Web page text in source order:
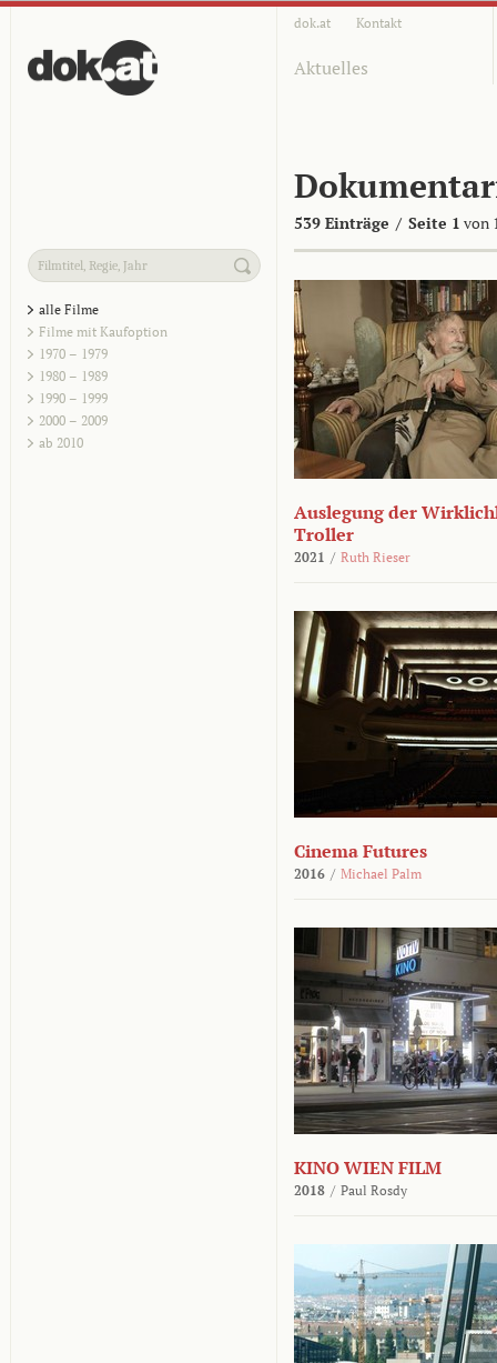
dok.at Kontakt
Aktuelles
539 Einträge / Seite 1 von
alle Filme
Filme mit Kaufoption
1970 – 1979
1980 – 1989
1990 – 1999
2000 – 2009
ab 2010
Auslegung der
Troller
2021 / Ruth Rieser
Cinema Futures
2016 / Michael Palm
KINO WIEN FILM
2018 / Paul Rosdy